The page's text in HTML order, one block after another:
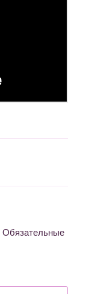
Обязательные